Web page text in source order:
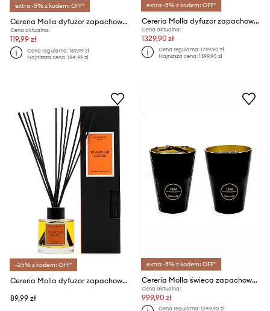
extra -5% z kodem: OFF*
Cereria Molla dyfuzor zapachowy Menthe and Basil 100 ml
Cena aktualna:
119,99 zł
Cena regularna:169,99 zł
Najniższa cena:124,99 zł
extra -5% z kodem: OFF*
Cereria Molla dyfuzor zapachowy Black Orchid and Lilly 3 L
Cena aktualna:
1329,90 zł
Cena regularna:1799,90 zł
Najniższa cena:1399,90 zł
-25% z kodem: OFF*
Cereria Molla dyfuzor zapachowy Brazilian Mango 100 ml
89,99 zł
extra -5% z kodem: OFF*
Cereria Molla świeca zapachowa sojowa Bois de Santal Imperi 3,5 kg
Cena aktualna:
999,90 zł
Cena regularna:1249,90 zł